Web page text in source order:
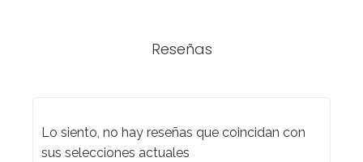
Reseñas
Lo siento, no hay reseñas que coincidan con
sus selecciones actuales